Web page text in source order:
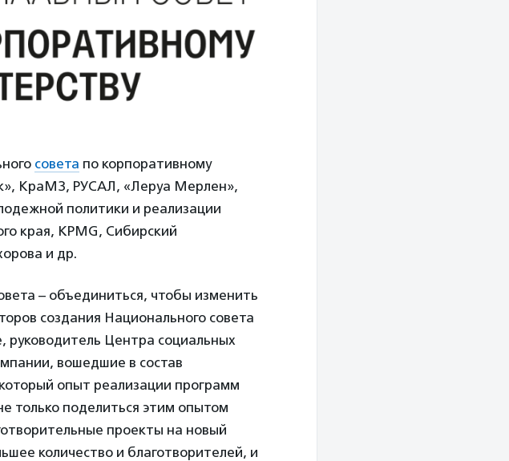
совета по корпоративному
КраМЗ, РУСАЛ, «Леруа Мерлен»,
политики и реализации
края, KPMG, Сибирский
и др.
– объединиться, чтобы изменить
создания Национального совета
руководитель Центра социальных
вошедшие в состав
опыт реализации программ
только поделиться этим опытом
проекты на новый
количество и благотворителей, и